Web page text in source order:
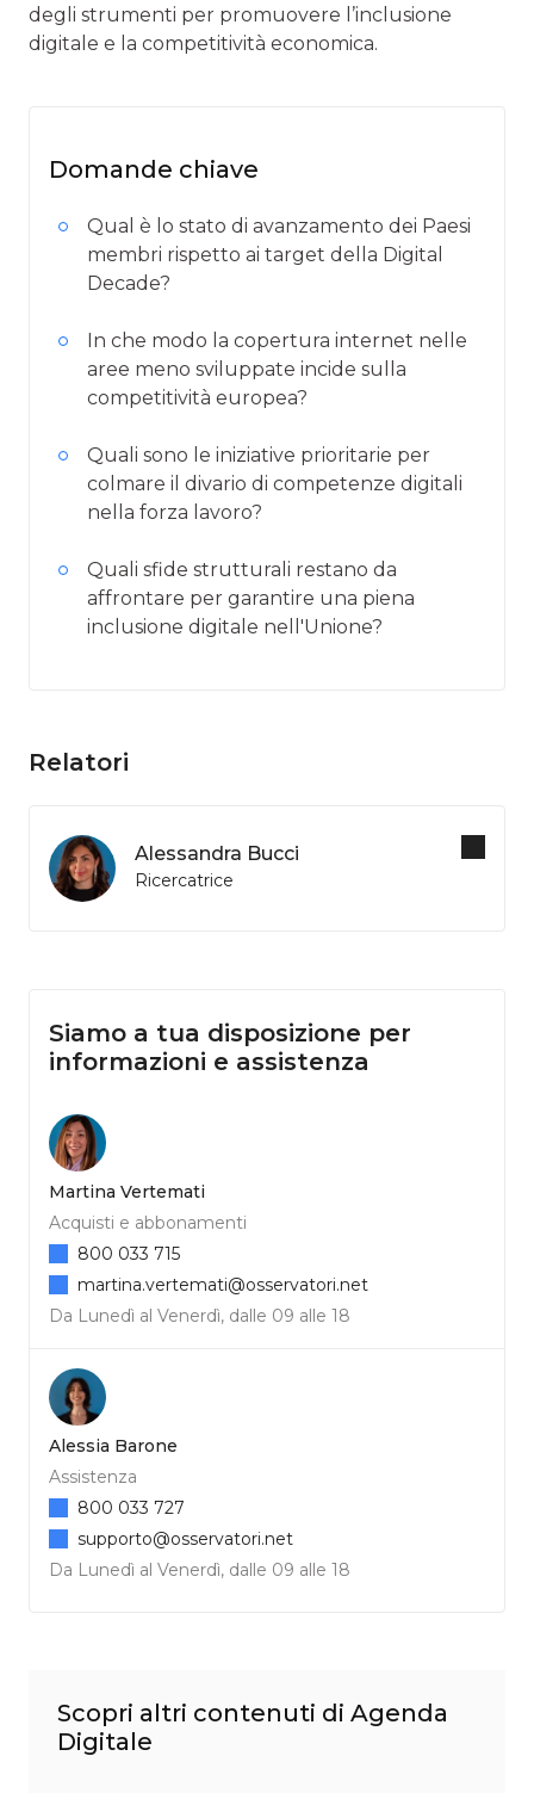
degli strumenti per promuovere l’inclusione
digitale e la competitività economica.
Domande chiave
Qual è lo stato di avanzamento dei Paesi
membri rispetto ai target della Digital
Decade?
In che modo la copertura internet nelle
aree meno sviluppate incide sulla
competitività europea?
Quali sono le iniziative prioritarie per
colmare il divario di competenze digitali
nella forza lavoro?
Quali sfide strutturali restano da
affrontare per garantire una piena
inclusione digitale nell'Unione?
Relatori
Alessandra Bucci
Ricercatrice
Siamo a tua disposizione per
informazioni e assistenza
Martina Vertemati
Acquisti e abbonamenti
Da Lunedì al Venerdì, dalle 09 alle 18
800 033 715
martina.vertemati@osservatori.net
Alessia Barone
Assistenza
Da Lunedì al Venerdì, dalle 09 alle 18
800 033 727
supporto@osservatori.net
Scopri altri contenuti di Agenda
Digitale